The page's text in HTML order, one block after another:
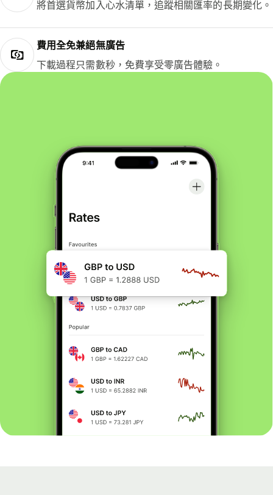
將首選貨幣加入心水清單，追蹤相關匯率的長期變化。
費用全免兼絕無廣告
下載過程只需數秒，免費享受零廣告體驗。